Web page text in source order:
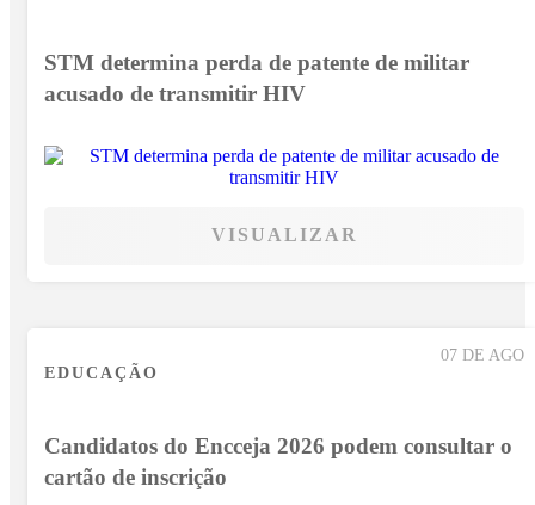
STM determina perda de patente de militar
acusado de transmitir HIV
VISUALIZAR
07 DE AGO
EDUCAÇÃO
Candidatos do Encceja 2026 podem consultar o
cartão de inscrição